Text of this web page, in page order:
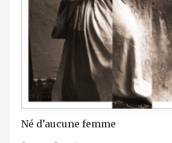
Né d’aucune femme